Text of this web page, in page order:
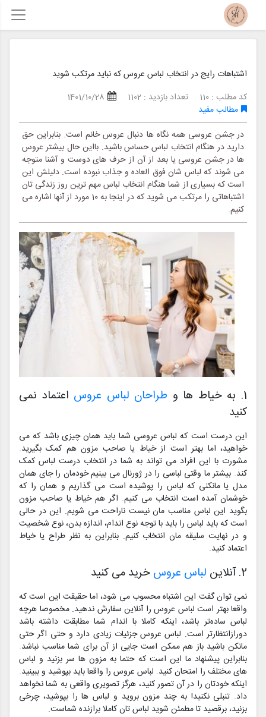
اشتباهات رایج در انتخاب لباس عروس که نباید مرتکب شوید
کد مطلب : 110
تعداد بازدید : 1102
1401/10/28
مطالب مفید
در جشن عروسی همه نگاه ها دنبال عروس خانم است. بنابراین حق
دارید در هنگام انتخاب لباس حساس باشید. بااین حال بیشتر عروس
ها در جشن عروسی یا بعد از آن از حرف های دوست و آشنا متوجه
می شوند که لباس شان فوق العاده و جذاب نبوده است. دلیلش این
است که بسیاری از شما هنگام انتخاب لباس مهم ترین روز زندگی تان
اشتباهاتی را مرتکب می شوید که در اینجا به 10 مورد از آنها اشاره می
کنیم.
1. به خیاط ها و طراحان لباس عروس اعتماد نمی
کنید
این درست است که لباس عروسی شما باید همان چیزی باشد که می
خواهید، اما بهتر است از خیاط یا صاحب مزون هم کمک بگیرید.
مشورت با این افراد می تواند به شما در انتخاب درست لباس کمک
کند. بیشتر ما وقتی لباسی را در ژورنال می بینیم خودمان را جای همان
مدل یا مانکنی که لباس را پوشیده است می گذاریم و همان را که
خوشمان آمده است انتخاب می کنیم. اگر هم خیاط یا صاحب مزون
بگوید این لباس مناسب مان نیست ناراحت می شویم. این در حالی
است که باید لباس را باید با توجه نوع اندام، اندازه بدن، نوع شخصیت
و در نهایت سلیقه مان انتخاب کنیم. بنابراین به نظر طراح یا خیاط
اعتماد کنید.
2. آنلاین لباس عروس خرید می کنید
نمی توان گفت این اشتباه محسوب می شود، اما حقیقت این است که
واقعا بهتر است لباس عروس را آنلاین سفارش ندهید. مخصوصا هرچه
لباس ساده‌تر باشد، اینکه کاملا با اندام شما مطابقت داشته باشد
دورازانتظارتر است. لباس عروس جزئیات زیادی دارد و حتی اگر حتی
مانکن باشید باز هم ممکن است جایی از آن برای شما مناسب نباشد.
بنابراین پیشنهاد ما این است که حتما به مزون ها سر بزنید و لباس
های مختلف را امتحان کنید. لباس عروس را واقعا باید بپوشید و ببینید.
اینکه خودتان را در آن تصور کنید، هرگز تصویری واقعی به شما نخواهد
داد. تنبلی نکنید! به چند مزون بروید و لباس ها را بپوشید، چرخی
بزنید، برقصید تا مطمئن شوید لباس تان کاملا برازنده شماست.